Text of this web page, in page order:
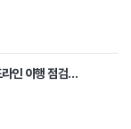
라인 이행 점검…